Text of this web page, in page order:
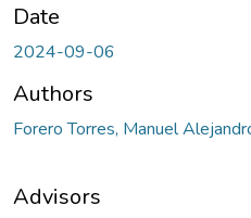
Date
2024-09-06
Authors
Forero Torres, Manuel
Advisors